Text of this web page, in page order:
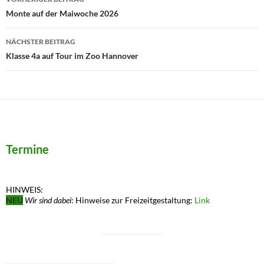
Monte auf der Maiwoche 2026
NÄCHSTER BEITRAG
Klasse 4a auf Tour im Zoo Hannover
Termine
HINWEIS:
NEU Wir sind dabei: Hinweise zur Freizeitgestaltung: Link